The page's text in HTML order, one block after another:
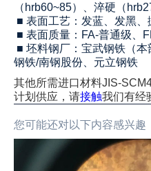
（hrb60~85）、淬硬（
■ 表面工艺：发蓝、发黑
■ 表面质量：FA-普通级、
■ 坯料钢厂：宝武钢铁（
钢铁/南钢股份、元立钢铁
其他所需进口材料JIS-
计划供应，请接触我们有经
您可能还对以下内容感兴趣